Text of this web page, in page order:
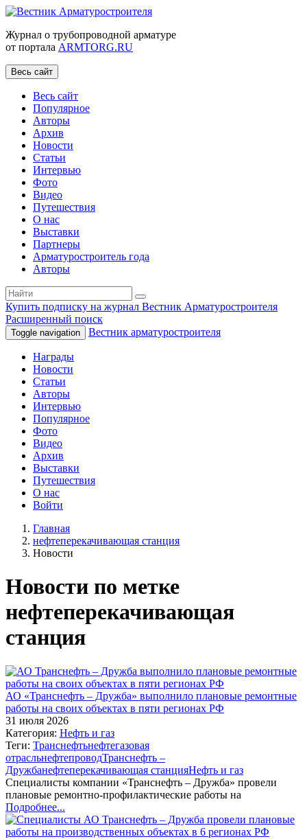
Журнал о трубопроводной арматуре
от портала ARMTORG.RU
Весь сайт
Весь сайт
Популярное
Авторы
Архив
Новости
Статьи
Интервью
Фото
Видео
Путешествия
О нас
Выставки
Партнеры
Арматуростроитель года
Авторы
Купить подписку на журнал Вестник Арматуростроителя
Расширенный поиск
Toggle navigation Вестник арматуростроителя
Награды
Новости
Статьи
Авторы
Интервью
Популярное
Фото
Видео
Архив
Выставки
Путешествия
О нас
Войти
Главная
нефтеперекачивающая станция
Новости
Новости по метке
нефтеперекачивающая
станция
АО «Транснефть – Дружба» выполнило плановые ремонтные
работы на своих объектах в пяти регионах РФ
31 июля 2026
Категория: Нефть и газ
Теги: Транснефтьнефтегазовая
отрасльнефтепроводТранснефть –
Дружбанефтеперекачивающая станцияНефть и газ
Специалисты компании «Транснефть – Дружба» провели
плановые ремонтно-профилактические работы на
Подробнее...